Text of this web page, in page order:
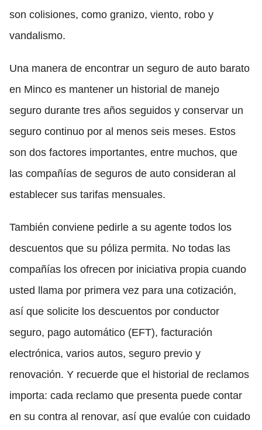
son colisiones, como granizo, viento, robo y
vandalismo.
Una manera de encontrar un seguro de auto barato
en Minco es mantener un historial de manejo
seguro durante tres años seguidos y conservar un
seguro continuo por al menos seis meses. Estos
son dos factores importantes, entre muchos, que
las compañías de seguros de auto consideran al
establecer sus tarifas mensuales.
También conviene pedirle a su agente todos los
descuentos que su póliza permita. No todas las
compañías los ofrecen por iniciativa propia cuando
usted llama por primera vez para una cotización,
así que solicite los descuentos por conductor
seguro, pago automático (EFT), facturación
electrónica, varios autos, seguro previo y
renovación. Y recuerde que el historial de reclamos
importa: cada reclamo que presenta puede contar
en su contra al renovar, así que evalúe con cuidado